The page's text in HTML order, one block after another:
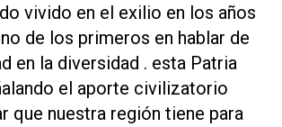
vivido en el exilio en los años
de los primeros en hablar de
en la diversidad . esta Patria
el aporte civilizatorio
que nuestra región tiene para